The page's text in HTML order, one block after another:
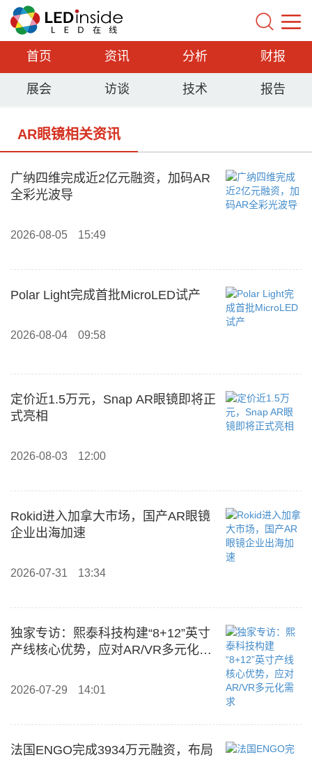
首页 资讯 分析 财报
展会 访谈 技术 报告
AR眼镜相关资讯
广纳四维完成近2亿元融资，加码AR
全彩光波导
2026-08-05 15:49
Polar Light完成首批MicroLED试产
2026-08-04 09:58
定价近1.5万元，Snap AR眼镜即将正
式亮相
2026-08-03 12:00
Rokid进入加拿大市场，国产AR眼镜
企业出海加速
2026-07-31 13:34
独家专访：熙泰科技构建“8+12”英寸
产线核心优势，应对AR/VR多元化需
2026-07-29 14:01
法国ENGO完成3934万元融资，布局